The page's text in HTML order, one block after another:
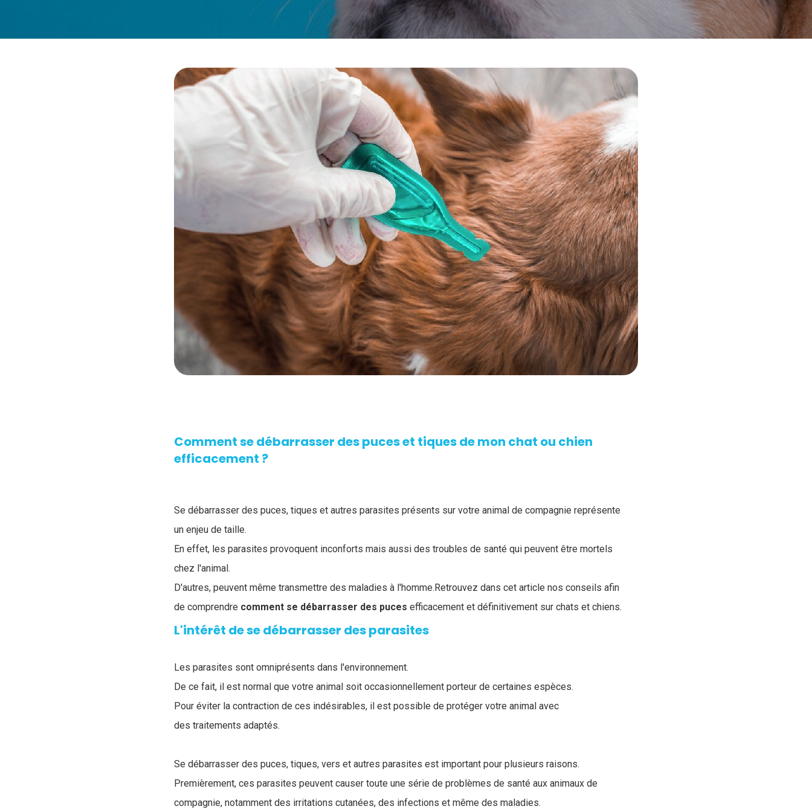
Comment se débarrasser des puces et tiques de mon chat ou chien
efficacement ?
Se débarrasser des puces, tiques et autres parasites présents sur votre animal de compagnie représente
un enjeu de taille.
En effet, les parasites provoquent inconforts mais aussi des troubles de santé qui peuvent être mortels
chez l'animal.
D'autres, peuvent même transmettre des maladies à l'homme.Retrouvez dans cet article nos conseils afin
de comprendre comment se débarrasser des puces efficacement et définitivement sur chats et chiens.
L'intérêt de se débarrasser des parasites
Les parasites sont omniprésents dans l'environnement.
De ce fait, il est normal que votre animal soit occasionnellement porteur de certaines espèces.
Pour éviter la contraction de ces indésirables, il est possible de protéger votre animal avec
des traitements adaptés.
Se débarrasser des puces, tiques, vers et autres parasites est important pour plusieurs raisons.
Premièrement, ces parasites peuvent causer toute une série de problèmes de santé aux animaux de
compagnie, notamment des irritations cutanées, des infections et même des maladies.